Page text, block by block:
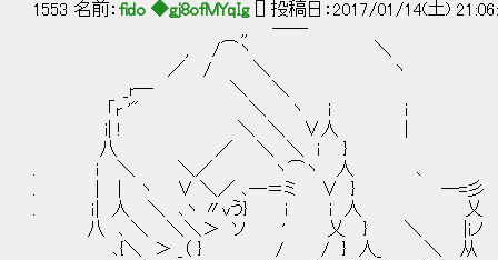
1553 名前： fido ◆gj8ofMYqIg
[] 投稿日：2017/01/14(土)
,, ――
, /⌒ヽ ＼
／ / ＼ ヽ
_r― ＼ ＼
「r '" ＼ ヽ i i
i| ! ＼ ＼ ∨人 |
八 ／ ＼ ＼ i }
. ｉ ＼ ＼／ ヽ⌒ヽ 人 ､
. | | ヽ ∨ ＼／ ､―＝ミ ∨ } ―=彡 ・・・・・
. ｉ| 人 ＼ ､ヽ 〃vう} i i 人 乂
八 ､ ＼ ＼＼＞ ソ ' 乂 } ＼ |iノ 仕事
､{＼ ＞ _（ } / / } 人_ ＼ 从